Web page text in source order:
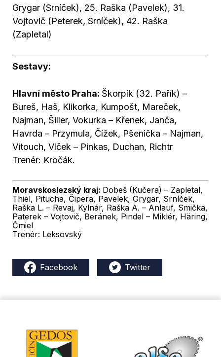
Grygar (Srníček), 25. Raška (Pavelek), 31.
Vojtovič (Peterek, Srníček), 42. Raška
(Zapletal)
Sestavy:
Hlavní město Praha: Škorpík (32. Pařík) –
Bureš, Haš, Klikorka, Kumpošt, Mareček,
Najman, Šiller, Vokurka – Křenek, Janča,
Havrda – Przymula, Čížek, Pšenička – Najman,
Vitouch, Vlček – Pinkas, Duchan, Richtr
Trenér: Kročák.
Moravskoslezský kraj: Dobeš (Kučera) – Zapletal,
Thiel, Pitucha, Čipera, Pavelek, Grygar, Srníček,
Raška L. – Revaj, Kylnár, Raška A. – Anlauf, Smička,
Paterek – Vojtovič, Beránek, Pindel – Miklér, Häring,
Čmiel
Trenér: Leksovský
Facebook Twitter